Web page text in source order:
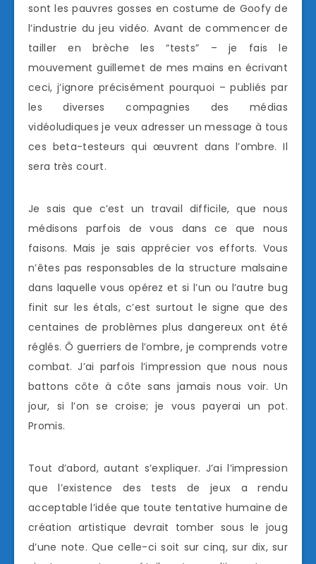
sont les pauvres gosses en costume de Goofy de
l’industrie du jeu vidéo. Avant de commencer de
tailler en brèche les “tests” – je fais le
mouvement guillemet de mes mains en écrivant
ceci, j’ignore précisément pourquoi – publiés par
les diverses compagnies des médias
vidéoludiques je veux adresser un message à tous
ces beta-testeurs qui œuvrent dans l’ombre. Il
sera très court.
Je sais que c’est un travail difficile, que nous
médisons parfois de vous dans ce que nous
faisons. Mais je sais apprécier vos efforts. Vous
n’êtes pas responsables de la structure malsaine
dans laquelle vous opérez et si l’un ou l’autre bug
finit sur les étals, c’est surtout le signe que des
centaines de problèmes plus dangereux ont été
réglés. Ô guerriers de l’ombre, je comprends votre
combat. J’ai parfois l’impression que nous nous
battons côte à côte sans jamais nous voir. Un
jour, si l’on se croise; je vous payerai un pot.
Promis.
Tout d’abord, autant s’expliquer. J’ai l’impression
que l’existence des tests de jeux a rendu
acceptable l’idée que toute tentative humaine de
création artistique devrait tomber sous le joug
d’une note. Que celle-ci soit sur cinq, sur dix, sur